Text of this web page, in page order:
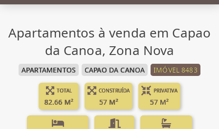
Apartamentos à venda em Capao
da Canoa, Zona Nova
APARTAMENTOS CAPAO DA CANOA IMÓVEL 8483
TOTAL
82.66 M²
CONSTRUÍDA
57 M²
PRIVATIVA
57 M²